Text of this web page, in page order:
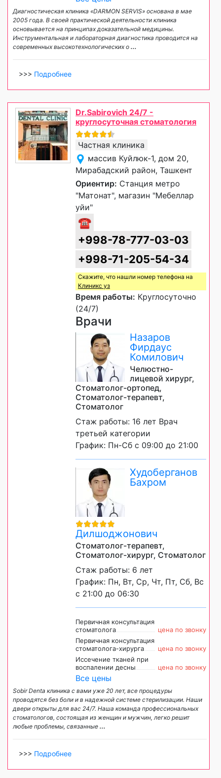
Диагностическая клиника «DARMON SERVIS» основана в мае
2005 года. В своей практической деятельности клиника
основывается на принципах доказательной медицины.
Инструментальная и лабораторная диагностика проводится на
современных высокотехнологических о ...
>>> Подробнее
Dr.Sabirovich 24/7 -
круглосуточная стоматология
Частная клиника
массив Куйлюк-1, дом 20,
Мирабадский район, Ташкент
Ориентир: Станция метро
"Матонат", магазин "Мебеллар
уйи"
☎
+998-78-777-03-03
+998-71-205-54-34
Скажите, что нашли номер телефона на
Клиникс уз
Время работы: Круглосуточно
(24/7)
Врачи
Назаров
Фирдаус
Комилович
Челюстно-
лицевой хирург,
Стоматолог-ортопед,
Стоматолог-терапевт,
Стоматолог
Стаж работы: 16 лет Врач
третьей категории
График: Пн-Сб с 09:00 до 21:00
Худоберганов
Бахром
Дилшоджонович
Стоматолог-терапевт,
Стоматолог-хирург, Стоматолог
Стаж работы: 6 лет
График: Пн, Вт, Ср, Чт, Пт, Сб, Вс
с 21:00 до 06:30
Первичная консультация
стоматолога
цена по звонку
Первичная консультация
стоматолога-хирурга
цена по звонку
Иссечение тканей при
воспалении десны
цена по звонку
Все цены
Sobir Denta клиника с вами уже 20 лет, все процедуры
проводятся без боли и в надежной системе стерилизации. Наши
двери открыты для вас 24/7. Наша команда профессиональных
стоматологов, состоящая из женщин и мужчин, легко решит
любые проблемы, связанные ...
>>> Подробнее